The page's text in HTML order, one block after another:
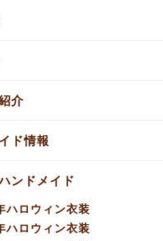
介
ド情報
ンドメイド
ハロウィン衣装
ハロウィン衣装